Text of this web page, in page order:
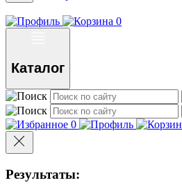
0
Каталог
0
Результаты: